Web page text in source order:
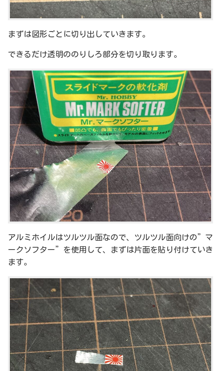
まずは図形ごとに切り出していきます。
できるだけ透明ののりしろ部分を切り取ります。
アルミホイルはツルツル面なので、ツルツル面向けの”マ
ークソフター”を使用して、まずは片面を貼り付けていき
ます。